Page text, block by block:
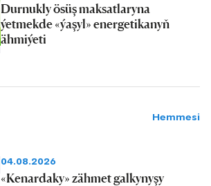
Durnukly ösüş maksatlaryna
ýetmekde «ýaşyl» energetikanyň
ähmiýeti
Hemmesi
04.08.2026
«Kenardaky» zähmet galkynyşy